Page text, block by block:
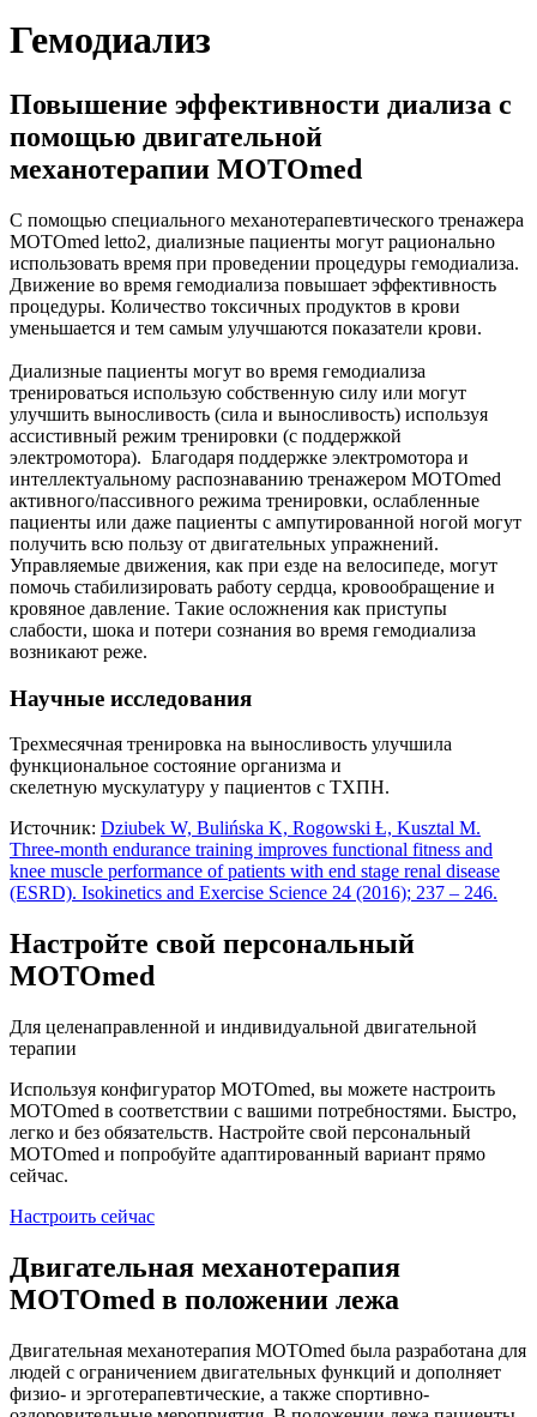
Гемодиализ
Повышение эффективности диализа с
помощью двигательной
механотерапии МОТОmed
С помощью специального механотерапевтического тренажера
MOTOmed letto2, диализные пациенты могут рационально
использовать время при проведении процедуры гемодиализа.
Движение во время гемодиализа повышает эффективность
процедуры. Количество токсичных продуктов в крови
уменьшается и тем самым улучшаются показатели крови.
Диализные пациенты могут во время гемодиализа
тренироваться использую собственную силу или могут
улучшить выносливость (сила и выносливость) используя
ассистивный режим тренировки (с поддержкой
электромотора). Благодаря поддержке электромотора и
интеллектуальному распознаванию тренажером MOTOmed
активного/пассивного режима тренировки, ослабленные
пациенты или даже пациенты с ампутированной ногой могут
получить всю пользу от двигательных упражнений.
Управляемые движения, как при езде на велосипеде, могут
помочь стабилизировать работу сердца, кровообращение и
кровяное давление. Такие осложнения как приступы
слабости, шока и потери сознания во время гемодиализа
возникают реже.
Научные исследования
Трехмесячная тренировка на выносливость улучшила
функциональное состояние организма и
скелетную мускулатуру у пациентов с ТХПН.
Источник: Dziubek W, Bulińska K, Rogowski Ƚ, Kusztal M.
Three-month endurance training improves functional fitness and
knee muscle performance of patients with end stage renal disease
(ESRD). Isokinetics and Exercise Science 24 (2016); 237 – 246.
Настройте свой персональный
MOTOmed
Для целенаправленной и индивидуальной двигательной
терапии
Используя конфигуратор MOTOmed, вы можете настроить
MOTOmed в соответствии с вашими потребностями. Быстро,
легко и без обязательств. Настройте свой персональный
MOTOmed и попробуйте адаптированный вариант прямо
сейчас.
Настроить сейчас
Двигательная механотерапия
MOTOmed в положении лежа
Двигательная механотерапия MOTOmed была разработана для
людей с ограничением двигательных функций и дополняет
физио- и эрготерапевтические, а также спортивно-